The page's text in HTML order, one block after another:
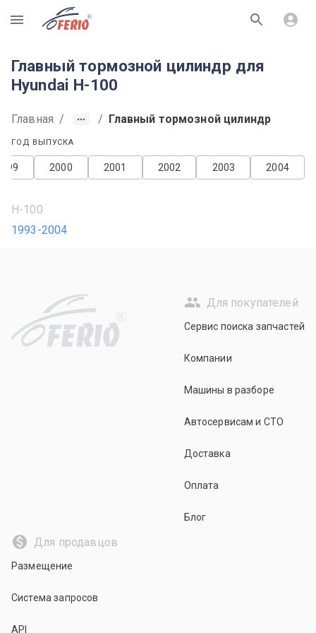
R
Главный тормозной цилиндр для
Hyundai H-100
Главная / / Главный тормозной цилиндр
ГОД ВЫПУСКА
2004
2003
2002
2001
2000
H-100
1993-2004
R
Для покупателей
Сервис поиска запчастей
Компании
Машины в разборе
Автосервисам и СТО
Доставка
Оплата
Блог
Для продавцов
Размещение
Система запросов
API